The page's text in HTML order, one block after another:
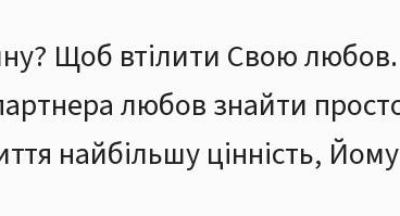
Щоб втілити Свою
любов знайти
найбільшу цінність,